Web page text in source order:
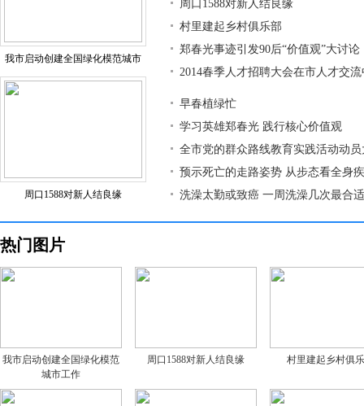
我市启动创建全国绿化模范城市
周口1588对新人结良缘
周口1588对新人结良缘
村里建起乡村俱乐部
郑春光事迹引发90后“价值观”大讨论
2014春季人才招聘大会在市人才交
早春植绿忙
学习英雄郑春光 践行核心价值观
全市党的群众路线教育实践活动动
预示死亡的走路姿势 从步态看全身
洗澡太勤或致癌 一周洗澡几次最合适
热门图片
我市启动创建全国绿化模范
城市工作
周口1588对新人结良缘 村里建起乡村俱